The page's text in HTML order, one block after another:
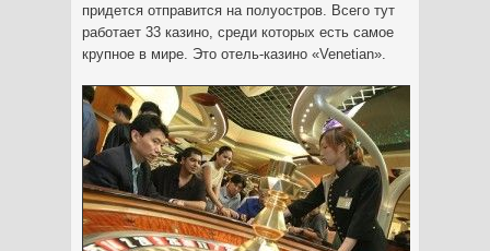
придется отправится на полуостров. Всего тут
работает 33 казино, среди которых есть самое
крупное в мире. Это отель-казино «Venetian».